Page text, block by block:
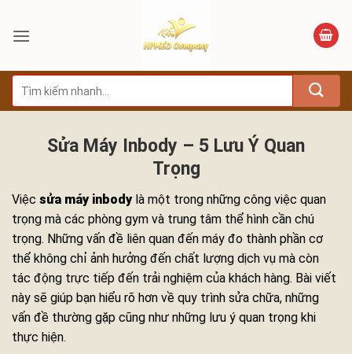
qua
dung
Tìm
kiếm:
Sửa Máy Inbody – 5 Lưu Ý Quan
Trọng
Việc sửa máy inbodylà một trong những công việc quan
trọng mà các phòng gym và trung tâm thể hình cần chú
trọng. Những vấn đề liên quan đến máy đo thành phần cơ
thể không chỉ ảnh hưởng đến chất lượng dịch vụ mà còn
tác động trực tiếp đến trải nghiệm của khách hàng. Bài viết
này sẽ giúp bạn hiểu rõ hơn về quy trình sửa chữa, những
vấn đề thường gặp cũng như những lưu ý quan trọng khi
thực hiện.